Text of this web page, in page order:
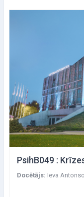
PsihB049 :
Docētājs: Ieva